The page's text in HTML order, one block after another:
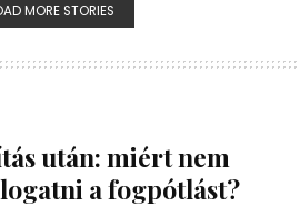
MORE STORIES
után: miért nem
a fogpótlást?